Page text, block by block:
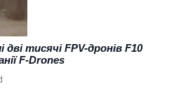
тисячі FPV-дронів F10
F-Drones